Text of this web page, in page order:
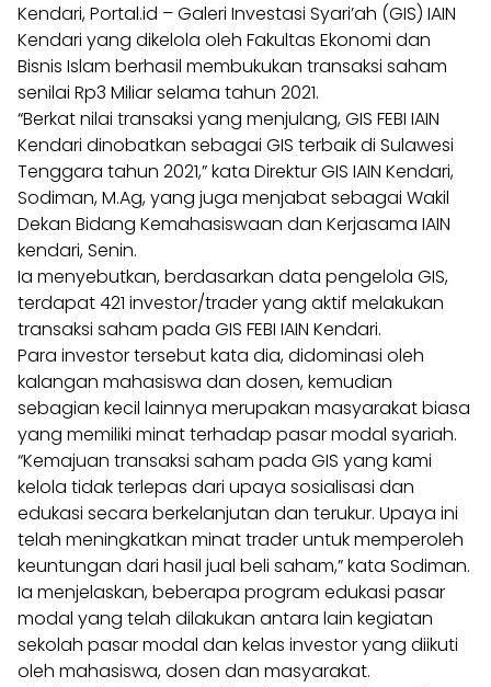
Kendari, Portal.id – Galeri Investasi Syari’ah (GIS) IAIN
Kendari yang dikelola oleh Fakultas Ekonomi dan
Bisnis Islam berhasil membukukan transaksi saham
senilai Rp3 Miliar selama tahun 2021.
“Berkat nilai transaksi yang menjulang, GIS FEBI IAIN
Kendari dinobatkan sebagai GIS terbaik di Sulawesi
Tenggara tahun 2021,” kata Direktur GIS IAIN Kendari,
Sodiman, M.Ag, yang juga menjabat sebagai Wakil
Dekan Bidang Kemahasiswaan dan Kerjasama IAIN
kendari, Senin.
Ia menyebutkan, berdasarkan data pengelola GIS,
terdapat 421 investor/trader yang aktif melakukan
transaksi saham pada GIS FEBI IAIN Kendari.
Para investor tersebut kata dia, didominasi oleh
kalangan mahasiswa dan dosen, kemudian
sebagian kecil lainnya merupakan masyarakat biasa
yang memiliki minat terhadap pasar modal syariah.
“Kemajuan transaksi saham pada GIS yang kami
kelola tidak terlepas dari upaya sosialisasi dan
edukasi secara berkelanjutan dan terukur. Upaya ini
telah meningkatkan minat trader untuk memperoleh
keuntungan dari hasil jual beli saham,” kata Sodiman.
Ia menjelaskan, beberapa program edukasi pasar
modal yang telah dilakukan antara lain kegiatan
sekolah pasar modal dan kelas investor yang diikuti
oleh mahasiswa, dosen dan masyarakat.